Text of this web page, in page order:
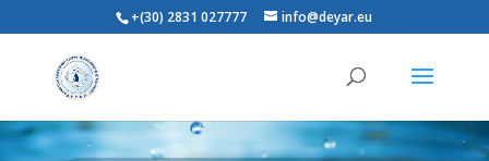
+(30) 2831 027777 info@deyar.eu